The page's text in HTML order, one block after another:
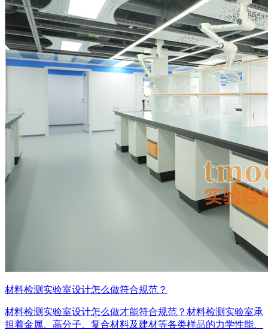
材料检测实验室设计怎么做符合规范？
材料检测实验室设计怎么做才能符合规范？材料检测实验室承
担着金属、高分子、复合材料及建材等各类样品的力学性能、